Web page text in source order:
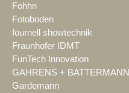
Fohhn
Fotoboden
fournell showtechnik
Fraunhofer IDMT
FunTech Innovation
GAHRENS + BATTERMANN
Gardemann